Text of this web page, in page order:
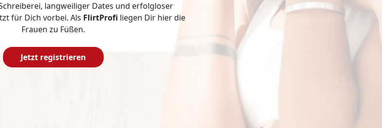
langweiliger Dates und erfolgloser
für Dich vorbei. Als FlirtProfi liegen Dir hier die
Frauen zu Füßen.
Jetzt registrieren